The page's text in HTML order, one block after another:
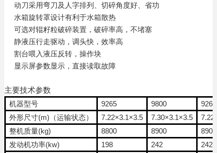
动刀采用弯刀及人字排列、切碎角度好、省功
水箱旋转罩设计有利于水箱散热
可选对辊籽粒破碎装置，破碎率高，不堵塞
静液压行走驱动，调头快，效率高
割台喂入液压反转，操作块
显示屏参数显示，直接读取故障
主要技术参数
机器型号
9265 9800
外形尺寸(m)（运输状态）
7.22×3.1×3.5 7.30×3.1×3.5
整机质量(kg)
8800 8900
8900
发动机功率(kw)
198 242
242